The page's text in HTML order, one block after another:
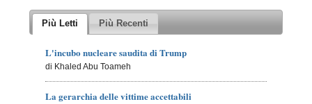
Più Letti Più Recenti
L'incubo nucleare saudita di Trump
di Khaled Abu Toameh
La gerarchia delle vittime accettabili